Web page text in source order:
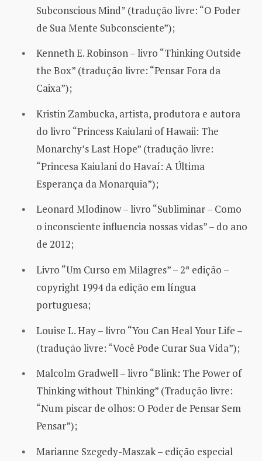
Subconscious Mind” (tradução livre: “O Poder
de Sua Mente Subconsciente”);
Kenneth E. Robinson – livro “Thinking Outside
the Box” (tradução livre: “Pensar Fora da
Caixa”);
Kristin Zambucka, artista, produtora e autora
do livro “Princess Kaiulani of Hawaii: The
Monarchy’s Last Hope” (tradução livre:
“Princesa Kaiulani do Havaí: A Última
Esperança da Monarquia”);
Leonard Mlodinow – livro “Subliminar – Como
o inconsciente influencia nossas vidas” – do ano
de 2012;
Livro “Um Curso em Milagres” – 2ª edição –
copyright 1994 da edição em língua
portuguesa;
Louise L. Hay – livro “You Can Heal Your Life –
(tradução livre: “Você Pode Curar Sua Vida”);
Malcolm Gradwell – livro “Blink: The Power of
Thinking without Thinking” (Tradução livre:
“Num piscar de olhos: O Poder de Pensar Sem
Pensar”);
Marianne Szegedy-Maszak – edição especial